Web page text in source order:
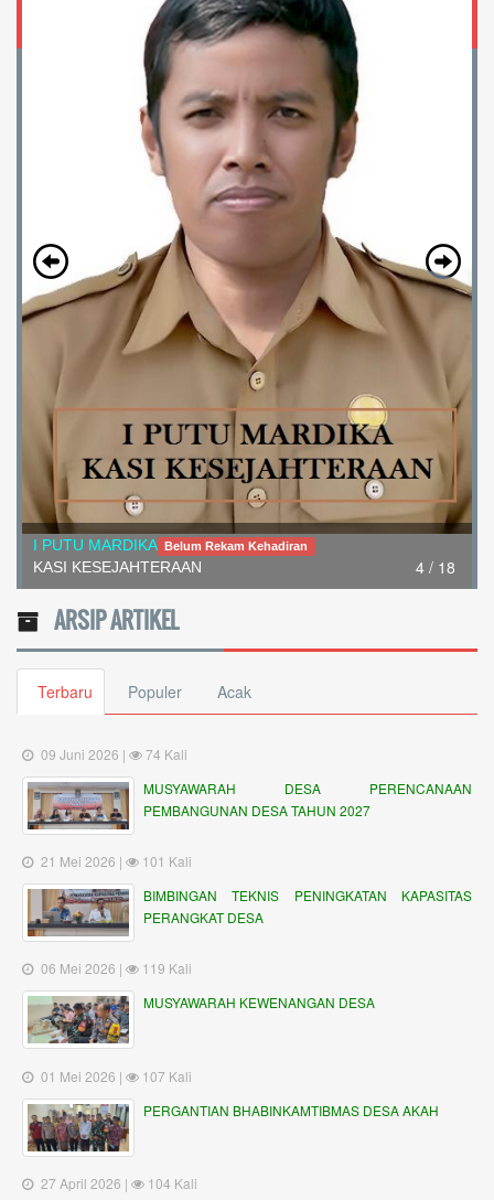
4 / 18
I PUTU MARDIKA Belum Rekam Kehadiran
KASI KESEJAHTERAAN
ARSIP ARTIKEL
Terbaru Populer Acak
09 Juni 2026 |
74 Kali
MUSYAWARAH DESA PERENCANAAN
PEMBANGUNAN DESA TAHUN 2027
21 Mei 2026 |
101 Kali
BIMBINGAN TEKNIS PENINGKATAN KAPASITAS
PERANGKAT DESA
06 Mei 2026 |
119 Kali
MUSYAWARAH KEWENANGAN DESA
01 Mei 2026 |
107 Kali
PERGANTIAN BHABINKAMTIBMAS DESA AKAH
27 April 2026 |
104 Kali